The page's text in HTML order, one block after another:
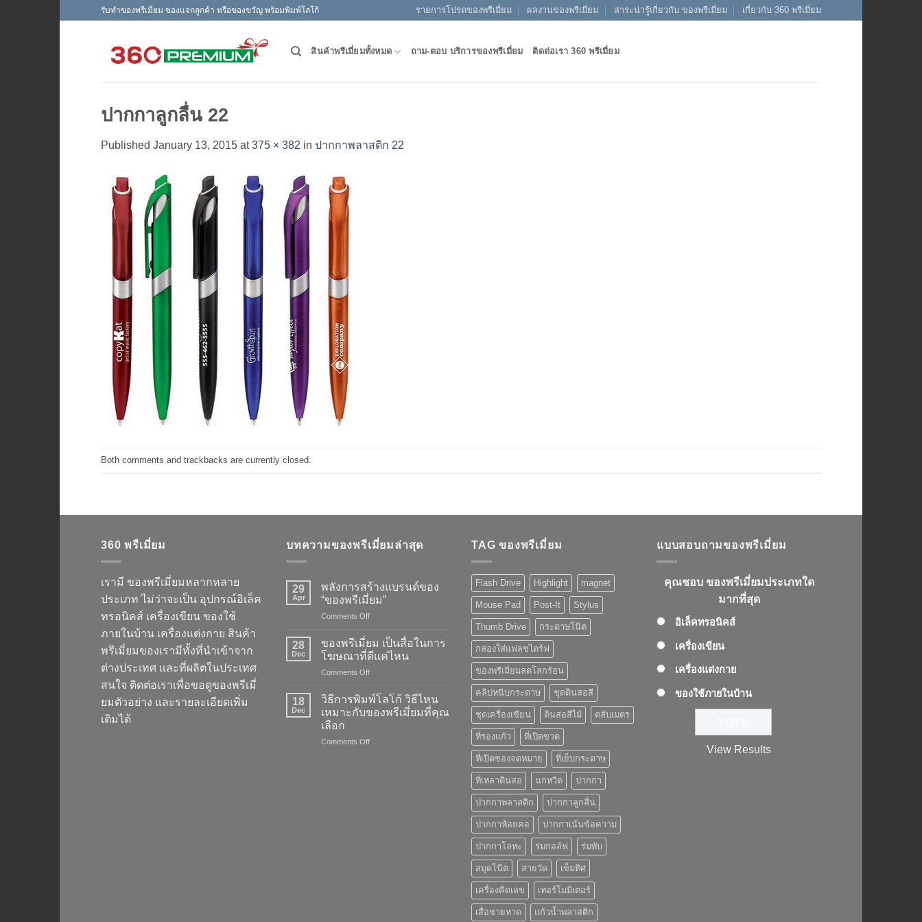
รับทำของพรีเมี่ยม ของแจกลูกค้า หรือของขวัญ พร้อมพิมพ์โลโก้ รายการโปรดของพรีเมี่ยม ผลงานของพรีเมี่ยม สาระน่ารู้เกี่ยวกับ ของพรีเมี่ยม เกี่ยวกับ 360 พรีเมี่ยม
สินค้าพรีเมี่ยมทั้งหมด ถาม-ตอบ บริการของพรีเมี่ยม ติดต่อเรา 360 พรีเมี่ยม
ปากกาลูกลื่น 22
Published January 13, 2015 at375 × 382 in ปากกาพลาสติก 22
Both comments and trackbacks are currently closed.
360 พรีเมี่ยม
เรามี ของพรีเมี่ยมหลากหลาย
ประเภท ไม่ว่าจะเป็น อุปกรณ์อิเล็ค
ทรอนิคส์ เครื่องเขียน ของใช้
ภายในบ้าน เครื่องแต่งกาย สินค้า
พรีเมี่ยมของเรามีทั้งที่นำเข้าจาก
ต่างประเทศ และที่ผลิตในประเทศ
สนใจ ติดต่อเราเพื่อขอดูของพรีเมี่
ยมตัวอย่าง และรายละเอียดเพิ่ม
เติมได้
บทความของพรีเมี่ยมล่าสุด
29
Apr
พลังการสร้างแบรนด์ของ
“ของพรีเมี่ยม”
Comments Offon
สร้าง
แบรนด์
ของ
พรี
เมี่
28
Dec
ของพรีเมี่ยม เป็นสื่อในการ
โฆษณาที่ดีแค่ไหน
Comments Offon
พรี
ยม
สื่อ
18
Dec
วิธีการพิมพ์โลโก้ วิธีไหน
เหมาะกับของพรีเมี่ยมที่คุณ
เลือก
Comments Offon
TAG ของพรีเมี่ยม
Flash Drive Highlight magnet
Mouse Pad Post-It Stylus
Thumb Drive กระดาษโน๊ต
กล่องใส่แฟลชไดร์ฟ
ของพรีเมี่ยมลดโลกร้อน
คลิปหนีบกระดาษ ชุดดินสอสี
ชุดเครื่องเขียน ดินสอสีไม้ ตลับเมตร
ที่รองแก้ว ที่เปิดขวด
ที่เปิดซองจดหมาย ที่เย็บกระดาษ
ที่เหลาดินสอ นกหวีด ปากกา
ปากกาพลาสติก ปากกาลูกลื่น
ปากกาห้อยคอ ปากกาเน้นข้อความ
ปากกาโลหะ ร่มกอล์ฟ ร่มพับ
สมุดโน๊ต สายวัด เข็มทิศ
เครื่องคิดเลข เทอร์โมมิเตอร์
เสื่อชายหาด แก้วน้ำพลาสติก
แบบสอบถามของพรีเมี่ยม
คุณชอบ ของพรีเมี่ยมประเภทใด
มากที่สุด
อิเล็คทรอนิคส์
เครื่องเขียน
เครื่องแต่งกาย
ของใช้ภายในบ้าน
View Results